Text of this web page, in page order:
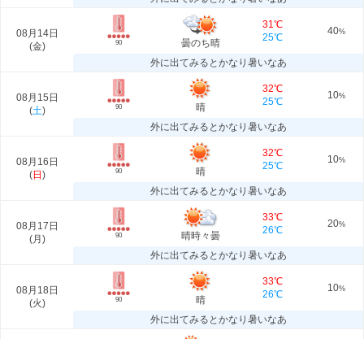
08月14日
(金) 90 曇のち晴
31℃
25℃
40%
外に出てみるとかなり暑いなあ
08月15日
(土) 90 晴
32℃
25℃
10%
外に出てみるとかなり暑いなあ
08月16日
(日 ) 90 晴
32℃
25℃
10%
外に出てみるとかなり暑いなあ
08月17日
(月 ) 90 晴時々曇
33℃
26℃
20%
外に出てみるとかなり暑いなあ
08月18日
(火) 90 晴
33℃
26℃
10%
外に出てみるとかなり暑いなあ